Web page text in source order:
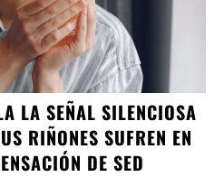
LA SEÑAL SILENCIOSA
RIÑONES SUFREN EN
DE SED